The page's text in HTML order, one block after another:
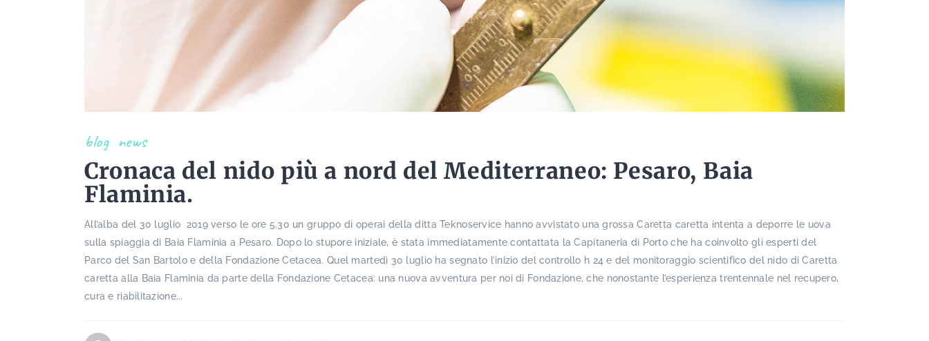
blog news
Cronaca del nido più a nord del Mediterraneo: Pesaro, Baia
Flaminia.
All’alba del 30 luglio 2019 verso le ore 5.30 un gruppo di operai della ditta Teknoservice hanno avvistato una grossa Caretta caretta intenta a deporre le uova
sulla spiaggia di Baia Flaminia a Pesaro. Dopo lo stupore iniziale, è stata immediatamente contattata la Capitaneria di Porto che ha coinvolto gli esperti del
Parco del San Bartolo e della Fondazione Cetacea. Quel martedì 30 luglio ha segnato l’inizio del controllo h 24 e del monitoraggio scientifico del nido di Caretta
caretta alla Baia Flaminia da parte della Fondazione Cetacea: una nuova avventura per noi di Fondazione, che nonostante l’esperienza trentennale nel recupero,
cura e riabilitazione...